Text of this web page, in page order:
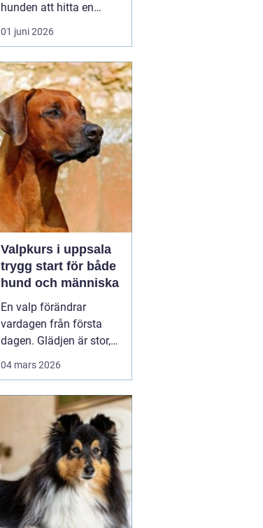
hunden att hitta en
specifik doft, till exempel
narkotika, vägglöss,
ämnen som människor
har svårt att upptäcka
själva. Genom
strukturerad träning kan
både arbets- och
sällskapshundar ut...
01 juni 2026
Valpkurs i uppsala
trygg start för både
hund och människa
En valp förändrar
vardagen från första
dagen. Glädjen är stor,
följsam och social hund.
En genomtänktvalpkurs
upsala
ger både valp
och äga...
04 mars 2026